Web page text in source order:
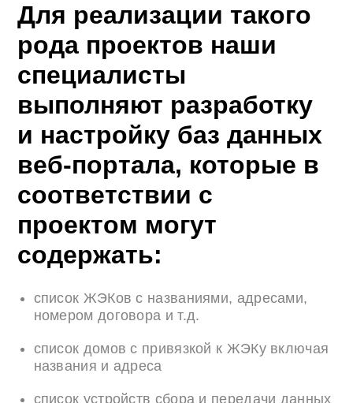
Для реализации такого
рода проектов наши
специалисты
выполняют разработку
и настройку баз данных
веб-портала, которые в
соответствии с
проектом могут
содержать:
список ЖЭКов с названиями, адресами,
номером договора и т.д.
список домов с привязкой к ЖЭКу включая
названия и адреса
список устройств сбора и передачи данных